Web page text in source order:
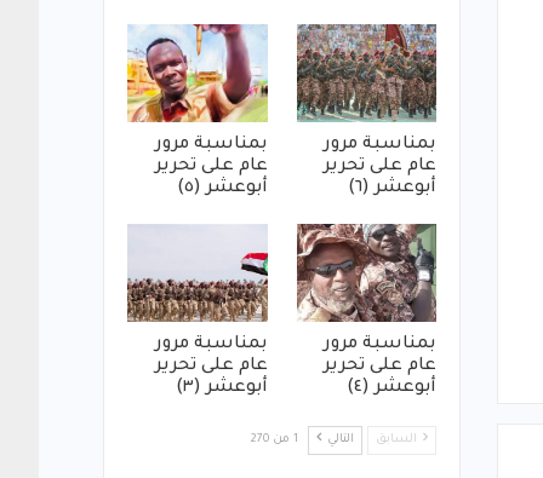
بمناسبة مرور
عام على تحرير
أبوعشر (٦)
بمناسبة مرور
عام على تحرير
أبوعشر (٥)
بمناسبة مرور
عام على تحرير
أبوعشر (٤)
بمناسبة مرور
عام على تحرير
أبوعشر (٣)
السابق التالي 1 من 270